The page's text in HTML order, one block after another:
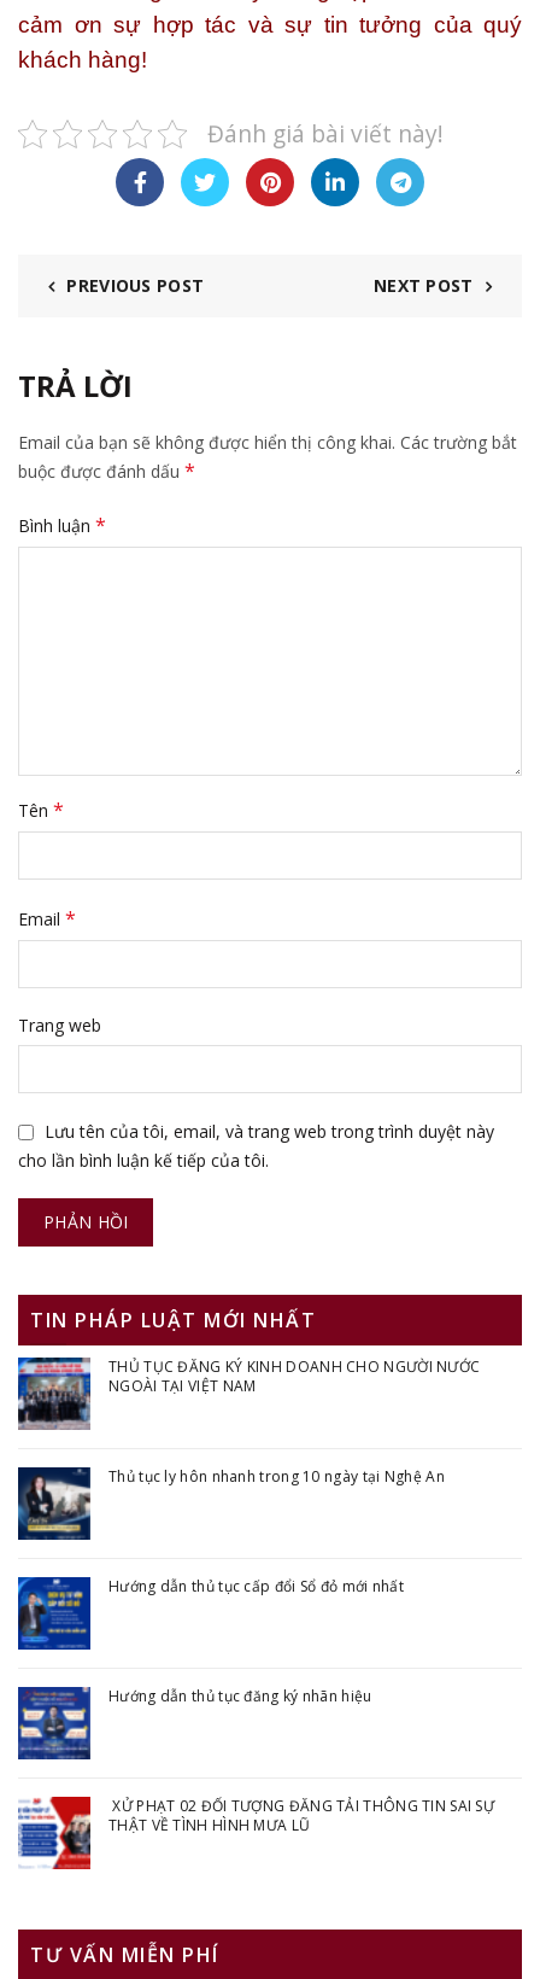
cảm ơn sự hợp tác và sự tin tưởng của quý
khách hàng!
Đánh giá bài viết này!
PREVIOUS POST NEXT POST
TRẢ LỜI
Email của bạn sẽ không được hiển thị công khai. Các trường bắt
buộc được đánh dấu *
Bình luận *
Tên *
Email *
Trang web
Lưu tên của tôi, email, và trang web trong trình duyệt này
cho lần bình luận kế tiếp của tôi.
TIN PHÁP LUẬT MỚI NHẤT
THỦ TỤC ĐĂNG KÝ KINH DOANH CHO NGƯỜI NƯỚC
NGOÀI TẠI VIỆT NAM
Thủ tục ly hôn nhanh trong 10 ngày tại Nghệ An
Hướng dẫn thủ tục cấp đổi Sổ đỏ mới nhất
Hướng dẫn thủ tục đăng ký nhãn hiệu
XỬ PHẠT 02 ĐỐI TƯỢNG ĐĂNG TẢI THÔNG TIN SAI SỰ
THẬT VỀ TÌNH HÌNH MƯA LŨ
TƯ VẤN MIỄN PHÍ